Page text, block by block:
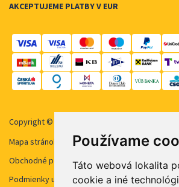
Používame
Táto webová lokalita
cookie a iné
AKCEPTUJEME PLATBY V EUR
Copyright © 2026 STUDENT AGENCY, s.r.o.
Mapa stránok
Obchodné podmienky
Podmienky užívanie cookies